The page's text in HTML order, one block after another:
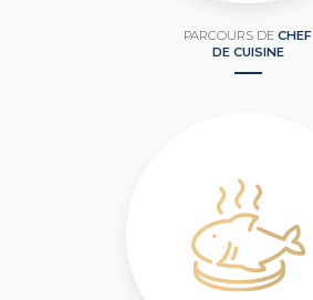
PARCOURS DE CHEF
DE CUISINE